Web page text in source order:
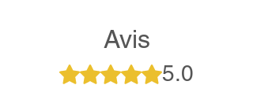
Avis
Noté 5 sur 5. 5.0